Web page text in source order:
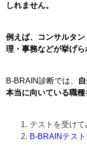
しれません。
例えば、コンサルタ
理・事務などが挙げら
B-BRAIN診断では、
本当に向いている職種
テストを受け
B-BRAINテス